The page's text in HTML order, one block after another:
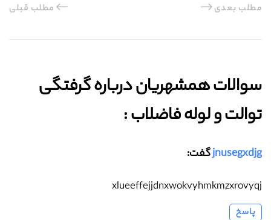
مطلب قبلی مطلب بعدی
سوالات همشهریان درباره گرفتگی
توالت و لوله فاضلاب :‌
jnusegxdjgگفت:
xlueeffejjdnxwokvyhmkmzxrovyqj
پاسخ